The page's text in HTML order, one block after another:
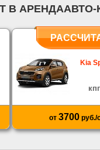
В АРЕНДААВТО-
Kia
от 3700руб./